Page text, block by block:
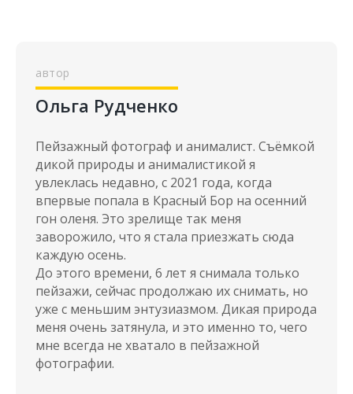
Ольга Рудченко
Пейзажный фотограф и анималист. Съёмкой
дикой природы и анималистикой я
увлеклась недавно, с 2021 года, когда
впервые попала в Красный Бор на осенний
гон оленя. Это зрелище так меня
заворожило, что я стала приезжать сюда
каждую осень.
До этого времени, 6 лет я снимала только
пейзажи, сейчас продолжаю их снимать, но
уже с меньшим энтузиазмом. Дикая природа
меня очень затянула, и это именно то, чего
мне всегда не хватало в пейзажной
фотографии.